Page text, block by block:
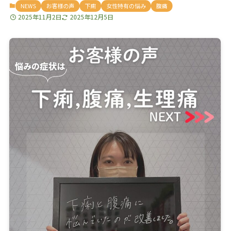
NEWS お客様の声 下痢 女性特有の悩み 腹痛
2025年11月2日 2025年12月5日